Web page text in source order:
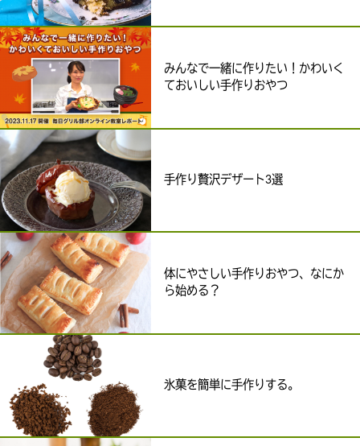
みんなで一緒に作りたい！かわいく
ておいしい手作りおやつ
手作り贅沢デザート3選
体にやさしい手作りおやつ、なにか
ら始める？
氷菓を簡単に手作りする。